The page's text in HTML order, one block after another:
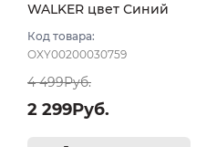
WALKER цвет Синий
Код товара:
OXY00200030759
4 499Руб.
2 299Руб.